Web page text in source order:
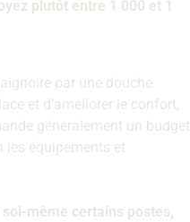
plutôt entre 1 000 et 1
par une douche
et d’améliorer le confort,
généralement un budget
les équipements et
même certains postes,